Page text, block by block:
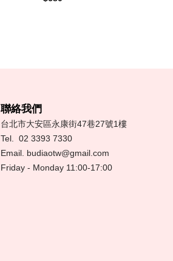
聯絡我們
台北市大安區永康街47巷27號1樓
Tel.
02 3393 7330
Email. budiaotw@gmail.com
Friday - Monday 11:00-17:00